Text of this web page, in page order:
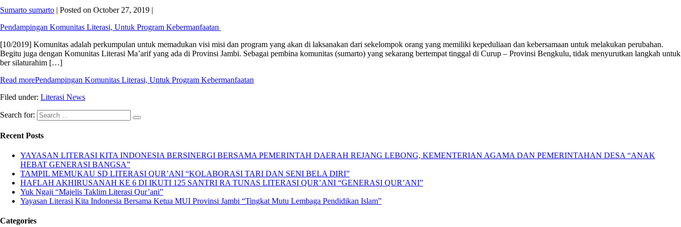
Sumarto sumarto | Posted on October 27, 2019 |
Pendampingan Komunitas Literasi, Untuk Program Kebermanfaatan
[10/2019] Komunitas adalah perkumpulan untuk memadukan visi misi dan program yang akan di laksanakan dari sekelompok orang yang memiliki kepeduliaan dan kebersamaan untuk melakukan perubahan.
Begitu juga dengan Komunitas Literasi Ma’arif yang ada di Provinsi Jambi. Sebagai pembina komunitas (sumarto) yang sekarang bertempat tinggal di Curup – Provinsi Bengkulu, tidak menyurutkan langkah untuk
ber silaturahim […]
Read morePendampingan Komunitas Literasi, Untuk Program Kebermanfaatan
Filed under: Literasi News
Search for:
Recent Posts
YAYASAN LITERASI KITA INDONESIA BERSINERGI BERSAMA PEMERINTAH DAERAH REJANG LEBONG, KEMENTERIAN AGAMA DAN PEMERINTAHAN DESA “ANAK
HEBAT GENERASI BANGSA”
TAMPIL MEMUKAU SD LITERASI QUR’ANI “KOLABORASI TARI DAN SENI BELA DIRI”
HAFLAH AKHIRUSANAH KE 6 DI IKUTI 125 SANTRI RA TUNAS LITERASI QUR’ANI “GENERASI QUR’ANI”
Yuk Ngaji “Majelis Taklim Literasi Qur’ani”
Yayasan Literasi Kita Indonesia Bersama Ketua MUI Provinsi Jambi “Tingkat Mutu Lembaga Pendidikan Islam”
Categories